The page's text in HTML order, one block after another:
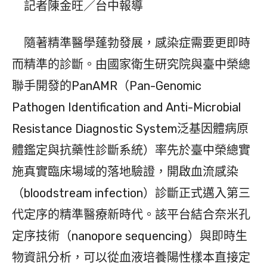
記者陳金旺／台中報導
隨著精準醫學蓬勃發展，感染症需要更即時
而精準的診斷。由國家衛生研究院與臺中榮總
聯手開發的PanAMR（Pan-Genomic
Pathogen Identification and Anti-Microbial
Resistance Diagnostic System泛基因體病原
體鑑定與抗藥性診斷系統）率先於臺中榮總實
施真實臨床場域的落地驗證，開啟血流感染
（bloodstream infection）診斷正式邁入第三
代定序的精準醫療新時代。該平台結合奈米孔
定序技術（nanopore sequencing）與即時生
物資訊分析，可以從血液培養陽性樣本直接定